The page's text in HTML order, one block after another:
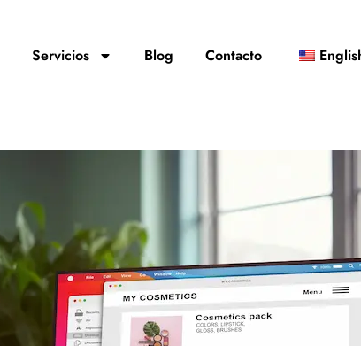
Servicios Blog Contacto